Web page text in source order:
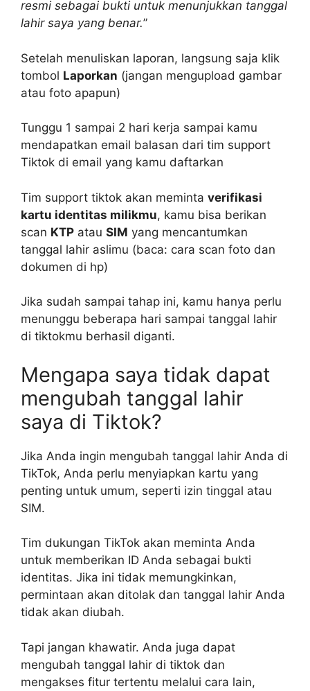
resmi sebagai bukti untuk menunjukkan tanggal
lahir saya yang benar.”
Setelah menuliskan laporan, langsung saja klik
tombol Laporkan (jangan mengupload gambar
atau foto apapun)
Tunggu 1 sampai 2 hari kerja sampai kamu
mendapatkan email balasan dari tim support
Tiktok di email yang kamu daftarkan
Tim support tiktok akan meminta verifikasi
kartu identitas milikmu, kamu bisa berikan
scan KTP atau SIM yang mencantumkan
tanggal lahir aslimu (baca: cara scan foto dan
dokumen di hp)
Jika sudah sampai tahap ini, kamu hanya perlu
menunggu beberapa hari sampai tanggal lahir
di tiktokmu berhasil diganti.
Mengapa saya tidak dapat
mengubah tanggal lahir
saya di Tiktok?
Jika Anda ingin mengubah tanggal lahir Anda di
TikTok, Anda perlu menyiapkan kartu yang
penting untuk umum, seperti izin tinggal atau
SIM.
Tim dukungan TikTok akan meminta Anda
untuk memberikan ID Anda sebagai bukti
identitas. Jika ini tidak memungkinkan,
permintaan akan ditolak dan tanggal lahir Anda
tidak akan diubah.
Tapi jangan khawatir. Anda juga dapat
mengubah tanggal lahir di tiktok dan
mengakses fitur tertentu melalui cara lain,